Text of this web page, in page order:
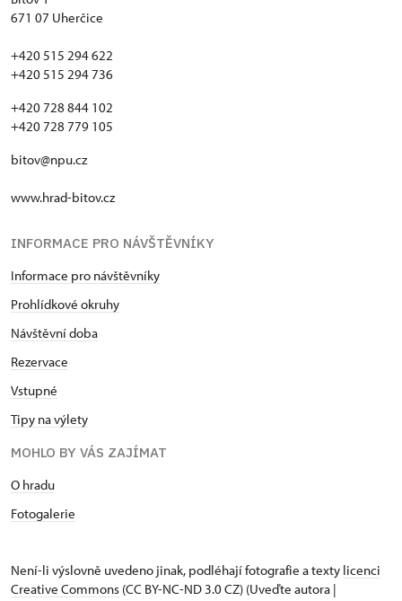
671 07 Uherčice
+420 515 294 622
+420 515 294 736
+420 728 844 102
+420 728 779 105
bitov@npu.cz
www.hrad-bitov.cz
INFORMACE PRO NÁVŠTĚVNÍKY
Informace pro návštěvníky
Prohlídkové okruhy
Návštěvní doba
Rezervace
Vstupné
Tipy na výlety
MOHLO BY VÁS ZAJÍMAT
O hradu
Fotogalerie
Není-li výslovně uvedeno jinak, podléhají fotografie a texty licenci
Creative Commons (CC BY-NC-ND 3.0 CZ) (Uveďte autora |